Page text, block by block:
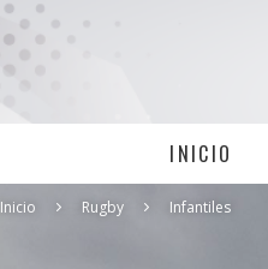
INICIO
Inicio Rugby Infantiles